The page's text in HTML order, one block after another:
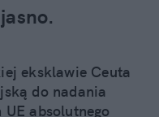
eksklawie Ceuta
do nadania
absolutnego